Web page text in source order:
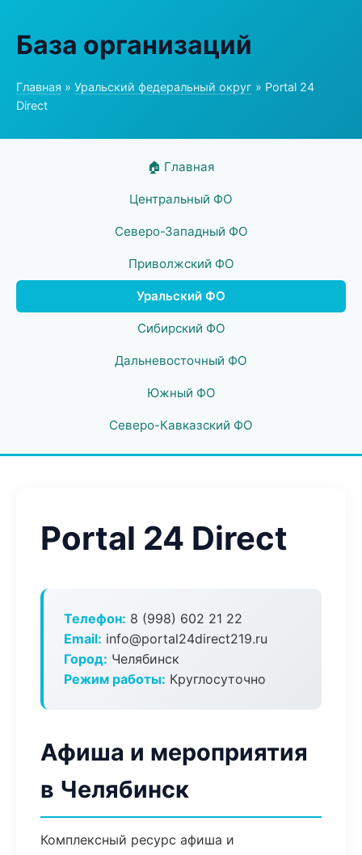
База организаций
Главная » Уральский федеральный округ » Portal 24
Direct
🏠 Главная
Центральный ФО
Северо-Западный ФО
Приволжский ФО
Уральский ФО
Сибирский ФО
Дальневосточный ФО
Южный ФО
Северо-Кавказский ФО
Portal 24 Direct
Телефон: 8 (998) 602 21 22
Email: info@portal24direct219.ru
Город: Челябинск
Режим работы: Круглосуточно
Афиша и мероприятия
в Челябинск
Комплексный ресурс афиша и